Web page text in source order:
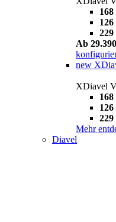
168
229
Ab
new
XDiavel
168
229
Mehr
Diavel